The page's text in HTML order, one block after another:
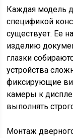
Каждая модель
спецификой
существует. Ее
изделию
глазки
устройства
фиксирующие
камеры к
выполнять
Монтаж